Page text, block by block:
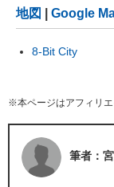
地図 Google
8-Bit City
※本ページはアフィリ
筆者：